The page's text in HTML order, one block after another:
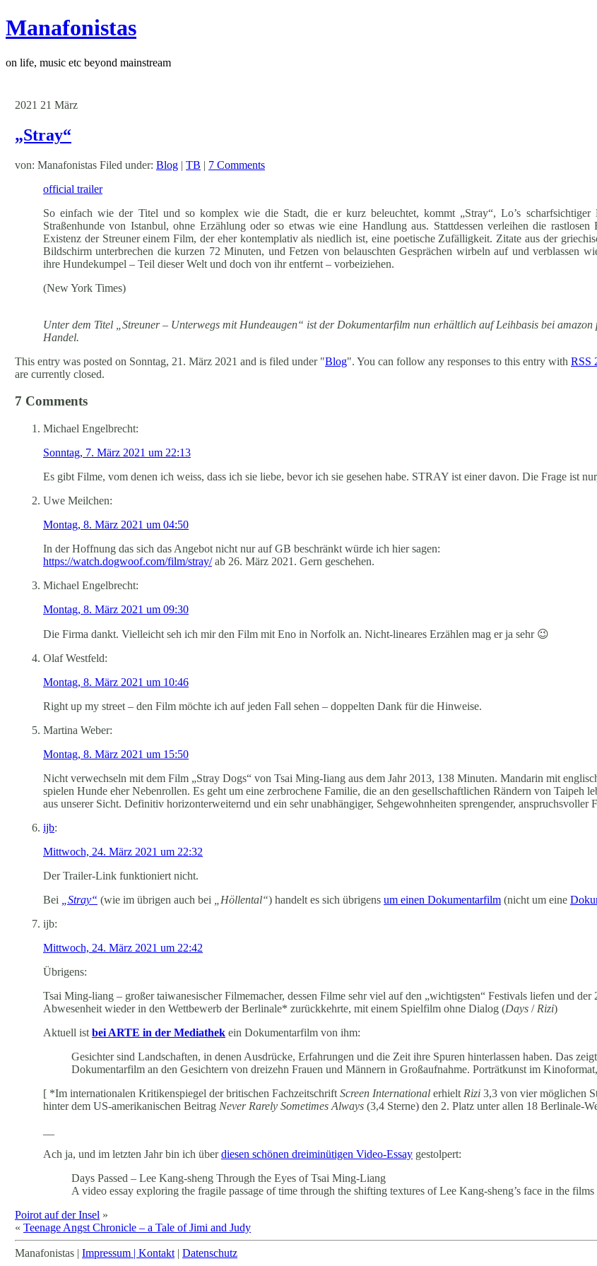
Manafonistas
on life, music etc beyond mainstream
2021 21 März
„Stray“
von: Manafonistas Filed under: Blog | TB | 7 Comments
official trailer
So einfach wie der Titel und so komplex wie die Stadt, die er kurz beleuchtet, kommt „Stray“, Lo’s scharfsichtiger
Straßenhunde von Istanbul, ohne Erzählung oder so etwas wie eine Handlung aus. Stattdessen verleihen die rastlosen
Existenz der Streuner einem Film, der eher kontemplativ als niedlich ist, eine poetische Zufälligkeit. Zitate aus der
Bildschirm unterbrechen die kurzen 72 Minuten, und Fetzen von belauschten Gesprächen wirbeln auf und verblassen
ihre Hundekumpel – Teil dieser Welt und doch von ihr entfernt – vorbeiziehen.
(New York Times)
Unter dem Titel „Streuner – Unterwegs mit Hundeaugen“ ist der Dokumentarfilm nun erhältlich auf Leihbasis bei
Handel.
This entry was posted on Sonntag, 21. März 2021 and is filed under "Blog". You can follow any responses to this entry with RSS
are currently closed.
7 Comments
Michael Engelbrecht:
Sonntag, 7. März 2021 um 22:13
Es gibt Filme, vom denen ich weiss, dass ich sie liebe, bevor ich sie gesehen habe. STRAY ist einer davon. Die Frage ist
Uwe Meilchen:
Montag, 8. März 2021 um 04:50
In der Hoffnung das sich das Angebot nicht nur auf GB beschränkt würde ich hier sagen:
https://watch.dogwoof.com/film/stray/ab 26. März 2021. Gern geschehen.
Michael Engelbrecht:
Montag, 8. März 2021 um 09:30
Die Firma dankt. Vielleicht seh ich mir den Film mit Eno in Norfolk an. Nicht-lineares Erzählen mag er ja sehr 😉
Olaf Westfeld:
Montag, 8. März 2021 um 10:46
Right up my street – den Film möchte ich auf jeden Fall sehen – doppelten Dank für die Hinweise.
Martina Weber:
Montag, 8. März 2021 um 15:50
Nicht verwechseln mit dem Film „Stray Dogs“ von Tsai Ming-Iiang aus dem Jahr 2013, 138 Minuten. Mandarin mit
spielen Hunde eher Nebenrollen. Es geht um eine zerbrochene Familie, die an den gesellschaftlichen Rändern von Taipeh
aus unserer Sicht. Definitiv horizonterweiternd und ein sehr unabhängiger, Sehgewohnheiten sprengender, anspruchsvoller
ijb:
Mittwoch, 24. März 2021 um 22:32
Der Trailer-Link funktioniert nicht.
Bei
„Stray“ (wie im übrigen auch bei „Höllental“) handelt es sich übrigens um einen Dokumentarfilm (nicht um eine
ijb:
Mittwoch, 24. März 2021 um 22:42
Übrigens:
Tsai Ming-liang – großer taiwanesischer Filmemacher, dessen Filme sehr viel auf den „wichtigsten“ Festivals liefen und der
Abwesenheit wieder in den Wettbewerb der Berlinale* zurückkehrte, mit einem Spielfilm ohne Dialog (Days / Rizi)
Aktuell ist bei ARTE in der Mediathek ein Dokumentarfilm von ihm:
Gesichter sind Landschaften, in denen Ausdrücke, Erfahrungen und die Zeit ihre Spuren hinterlassen haben. Das
Dokumentarfilm an den Gesichtern von dreizehn Frauen und Männern in Großaufnahme. Porträtkunst im
[ *Im internationalen Kritikenspiegel der britischen Fachzeitschrift Screen International erhielt Rizi 3,3 von vier möglichen
hinter dem US-amerikanischen Beitrag Never Rarely Sometimes Always (3,4 Sterne) den 2. Platz unter allen 18 Berlinale-
Ach ja, und im letzten Jahr bin ich überdiesen schönen dreiminütigen Video-Essay gestolpert:
Days Passed – Lee Kang-sheng Through the Eyes of Tsai Ming-Liang
A video essay exploring the fragile passage of time through the shifting textures of Lee Kang-sheng’s face in the
Poirot auf der Insel »
« Teenage Angst Chronicle – a Tale of Jimi and Judy
Manafonistas | Impressum | Kontakt | Datenschutz